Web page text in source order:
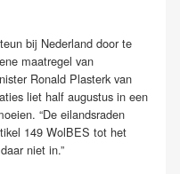
bij Nederland door te
maatregel van
Ronald Plasterk van
liet half augustus in een
“De eilandsraden
149 WolBES tot het
niet in.”